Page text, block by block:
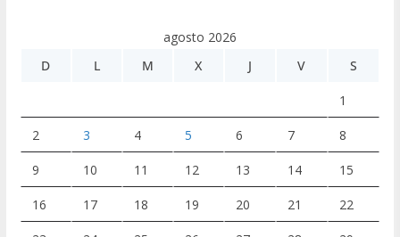
agosto 2026
D
L M X J V S
1
2 3 4 5 6 7 8
9 10 11 12 13 14 15
16 17 18 19 20 21 22